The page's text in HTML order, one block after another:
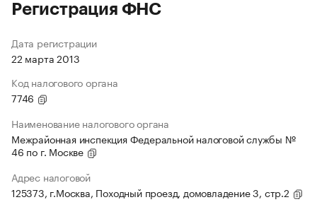
Регистрация ФНС
Дата регистрации
22 марта 2013
Код налогового органа
7746
Наименование налогового органа
Межрайонная инспекция Федеральной налоговой службы №
46 по г. Москве
Адрес налоговой
125373, г.Москва, Походный проезд, домовладение 3, стр.2